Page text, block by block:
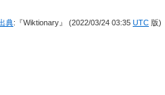
典:『Wiktionary』 (2022/03/24 03:35 UTC 版)